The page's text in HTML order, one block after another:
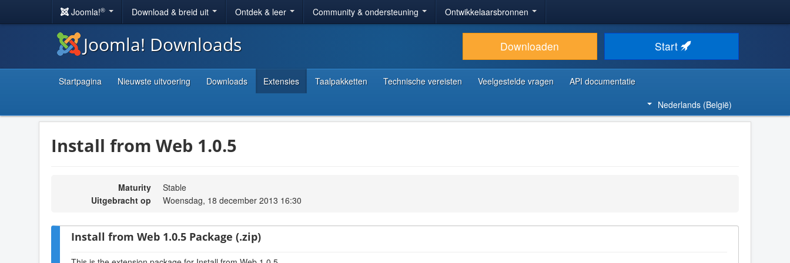
Joomla!® Download & breid uit Ontdek & leer Community & ondersteuning Ontwikkelaarsbronnen
Joomla! Downloads Downloaden Start
Startpagina Nieuwste uitvoering Downloads Extensies Taalpakketten Technische vereisten Veelgestelde vragen
API documentatie
Nederlands (België)
Install from Web 1.0.5
Maturity
Stable
Uitgebracht op
Woensdag, 18 december 2013 16:30
Install from Web 1.0.5 Package (.zip)